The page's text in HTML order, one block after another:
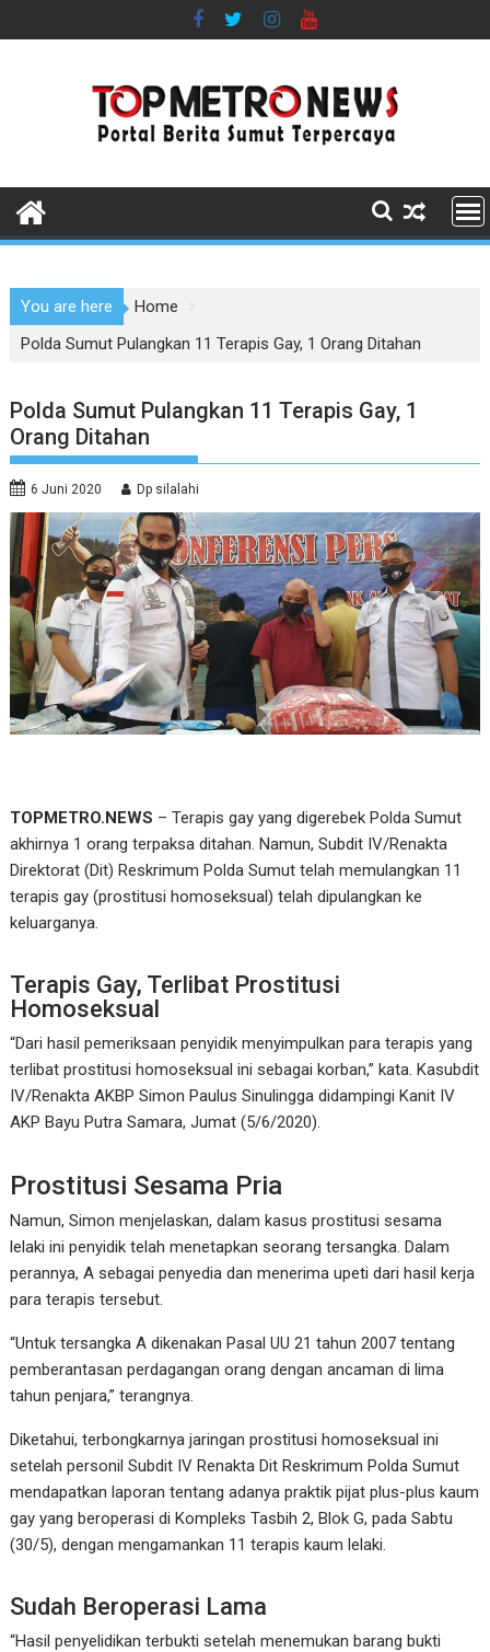
to
You are here
Home
Polda Sumut Pulangkan 11 Terapis Gay, 1 Orang Ditahan
Polda Sumut Pulangkan 11 Terapis Gay, 1
Orang Ditahan
6 Juni 2020 Dp silalahi
TOPMETRO.NEWS – Terapis gay yang digerebek Polda Sumut
akhirnya 1 orang terpaksa ditahan. Namun, Subdit IV/Renakta
Direktorat (Dit) Reskrimum Polda Sumut telah memulangkan 11
terapis gay (prostitusi homoseksual) telah dipulangkan ke
keluarganya.
Terapis Gay, Terlibat Prostitusi
Homoseksual
“Dari hasil pemeriksaan penyidik menyimpulkan para terapis yang
terlibat prostitusi homoseksual ini sebagai korban,” kata. Kasubdit
IV/Renakta AKBP Simon Paulus Sinulingga didampingi Kanit IV
AKP Bayu Putra Samara, Jumat (5/6/2020).
Prostitusi Sesama Pria
Namun, Simon menjelaskan, dalam kasus prostitusi sesama
lelaki ini penyidik telah menetapkan seorang tersangka. Dalam
perannya, A sebagai penyedia dan menerima upeti dari hasil kerja
para terapis tersebut.
“Untuk tersangka A dikenakan Pasal UU 21 tahun 2007 tentang
pemberantasan perdagangan orang dengan ancaman di lima
tahun penjara,” terangnya.
Diketahui, terbongkarnya jaringan prostitusi homoseksual ini
setelah personil Subdit IV Renakta Dit Reskrimum Polda Sumut
mendapatkan laporan tentang adanya praktik pijat plus-plus kaum
gay yang beroperasi di Kompleks Tasbih 2, Blok G, pada Sabtu
(30/5), dengan mengamankan 11 terapis kaum lelaki.
Sudah Beroperasi Lama
“Hasil penyelidikan terbukti setelah menemukan barang bukti